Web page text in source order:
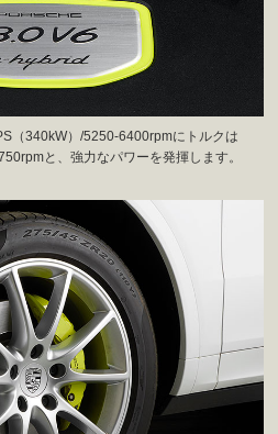
（340kW）/5250-6400rpmにトルクは
と、強力なパワーを発揮します。